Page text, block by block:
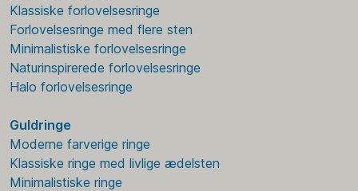
Klassiske forlovelsesringe
Forlovelsesringe med flere sten
Minimalistiske forlovelsesringe
Naturinspirerede forlovelsesringe
Halo forlovelsesringe
Guldringe
Moderne farverige ringe
Klassiske ringe med livlige ædelsten
Minimalistiske ringe